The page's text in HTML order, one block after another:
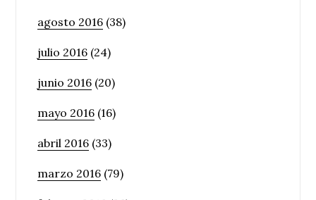
agosto 2016 (38)
julio 2016 (24)
junio 2016 (20)
mayo 2016 (16)
abril 2016 (33)
marzo 2016 (79)